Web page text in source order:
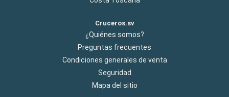
Cruceros.sv
¿Quiénes somos?
Preguntas frecuentes
Condiciones generales de venta
Seguridad
Mapa del sitio